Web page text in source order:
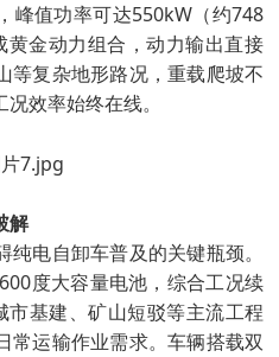
峰值功率可达550kW（约748
金动力组合，动力输出直接
等复杂地形路况，重载爬坡不
效率始终在线。
解
电自卸车普及的关键瓶颈。
度大容量电池，综合工况续
基建、矿山短驳等主流工程
常运输作业需求。车辆搭载双